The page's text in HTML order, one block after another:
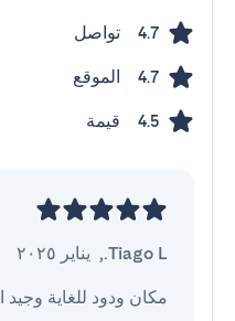
4.7 تواصل
4.7 الموقع
4.5 قيمة
Tiago L.
, يناير ٢٠٢٥
مكان ودود للغاية وجيد